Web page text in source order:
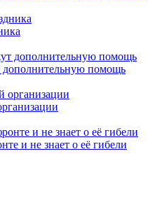
дополнительную помощь
и не знает о её гибели